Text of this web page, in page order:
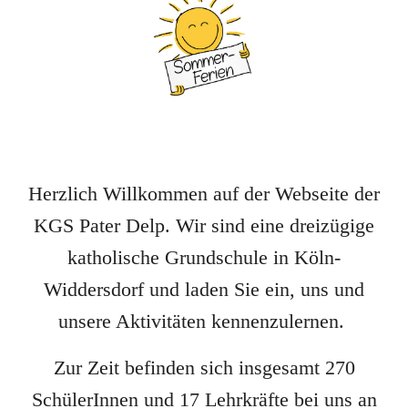
Herzlich Willkommen auf der Webseite der
KGS Pater Delp. Wir sind eine dreizügige
katholische Grundschule in Köln-
Widdersdorf und laden Sie ein, uns und
unsere Aktivitäten kennenzulernen.
Zur Zeit befinden sich insgesamt 270
SchülerInnen und 17 Lehrkräfte bei uns an